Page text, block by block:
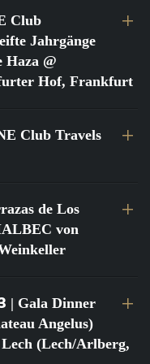
Club
Jahrgänge
Haza @
Hof, Frankfurt
Club Travels
de Los
von
| Gala Dinner
Angelus)
(Lech/Arlberg,